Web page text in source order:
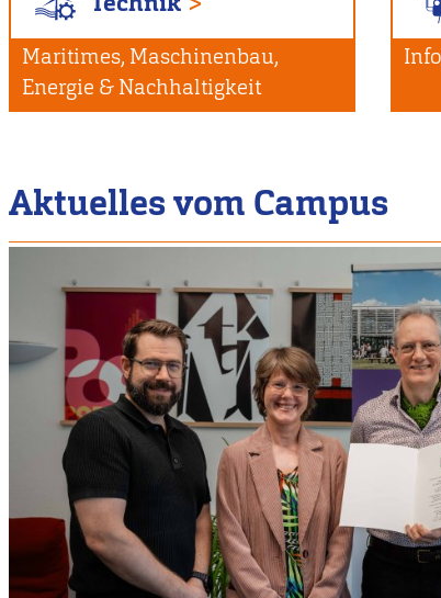
Maritimes, Maschinenbau,
Energie & Nachhaltigkeit
Aktuelles vom Campus